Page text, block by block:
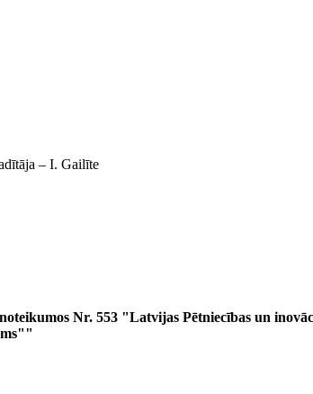
‒ I. Gailīte
Nr. 553 "Latvijas Pētniecības un